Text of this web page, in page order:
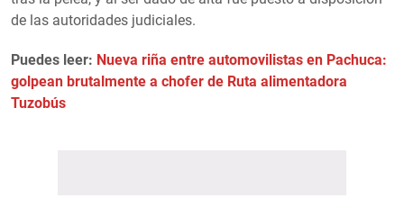
de las autoridades judiciales.
Puedes leer: Nueva riña entre automovilistas en Pachuca:
golpean brutalmente a chofer de Ruta alimentadora
Tuzobús